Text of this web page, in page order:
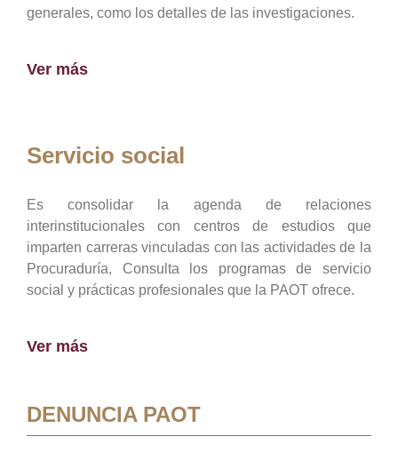
generales, como los detalles de las investigaciones.
Ver más
Servicio social
Es consolidar la agenda de relaciones
interinstitucionales con centros de estudios que
imparten carreras vinculadas con las actividades de la
Procuraduría, Consulta los programas de servicio
social y prácticas profesionales que la PAOT ofrece.
Ver más
DENUNCIA PAOT